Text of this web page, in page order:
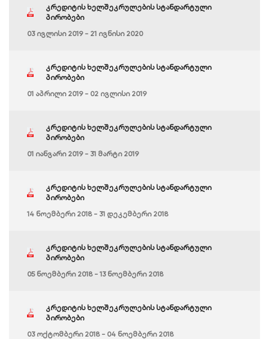
კრედიტის ხელშეკრულების სტანდარტული
პირობები
03 ივლისი 2019 - 21 ივნისი 2020
კრედიტის ხელშეკრულების სტანდარტული
პირობები
01 აპრილი 2019 - 02 ივლისი 2019
კრედიტის ხელშეკრულების სტანდარტული
პირობები
01 იანვარი 2019 - 31 მარტი 2019
კრედიტის ხელშეკრულების სტანდარტული
პირობები
14 ნოემბერი 2018 - 31 დეკემბერი 2018
კრედიტის ხელშეკრულების სტანდარტული
პირობები
05 ნოემბერი 2018 - 13 ნოემბერი 2018
კრედიტის ხელშეკრულების სტანდარტული
პირობები
03 ოქტომბერი 2018 - 04 ნოემბერი 2018